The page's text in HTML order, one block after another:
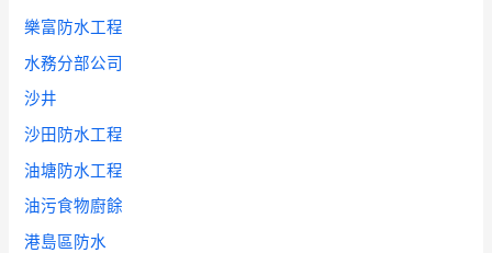
樂富防水工程
水務分部公司
沙井
沙田防水工程
油塘防水工程
油污食物廚餘
港島區防水